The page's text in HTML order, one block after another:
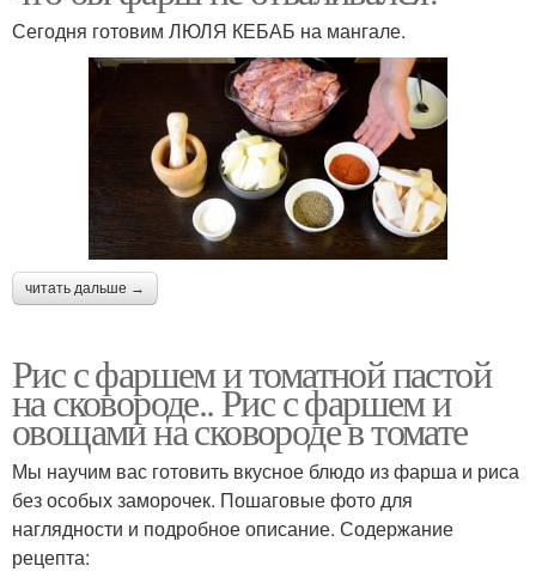
Сегодня готовим ЛЮЛЯ КЕБАБ на мангале.
читать дальше →
Рис с фаршем и томатной пастой
на сковороде.. Рис с фаршем и
овощами на сковороде в томате
Мы научим вас готовить вкусное блюдо из фарша и риса
без особых заморочек. Пошаговые фото для
наглядности и подробное описание. Содержание
рецепта: